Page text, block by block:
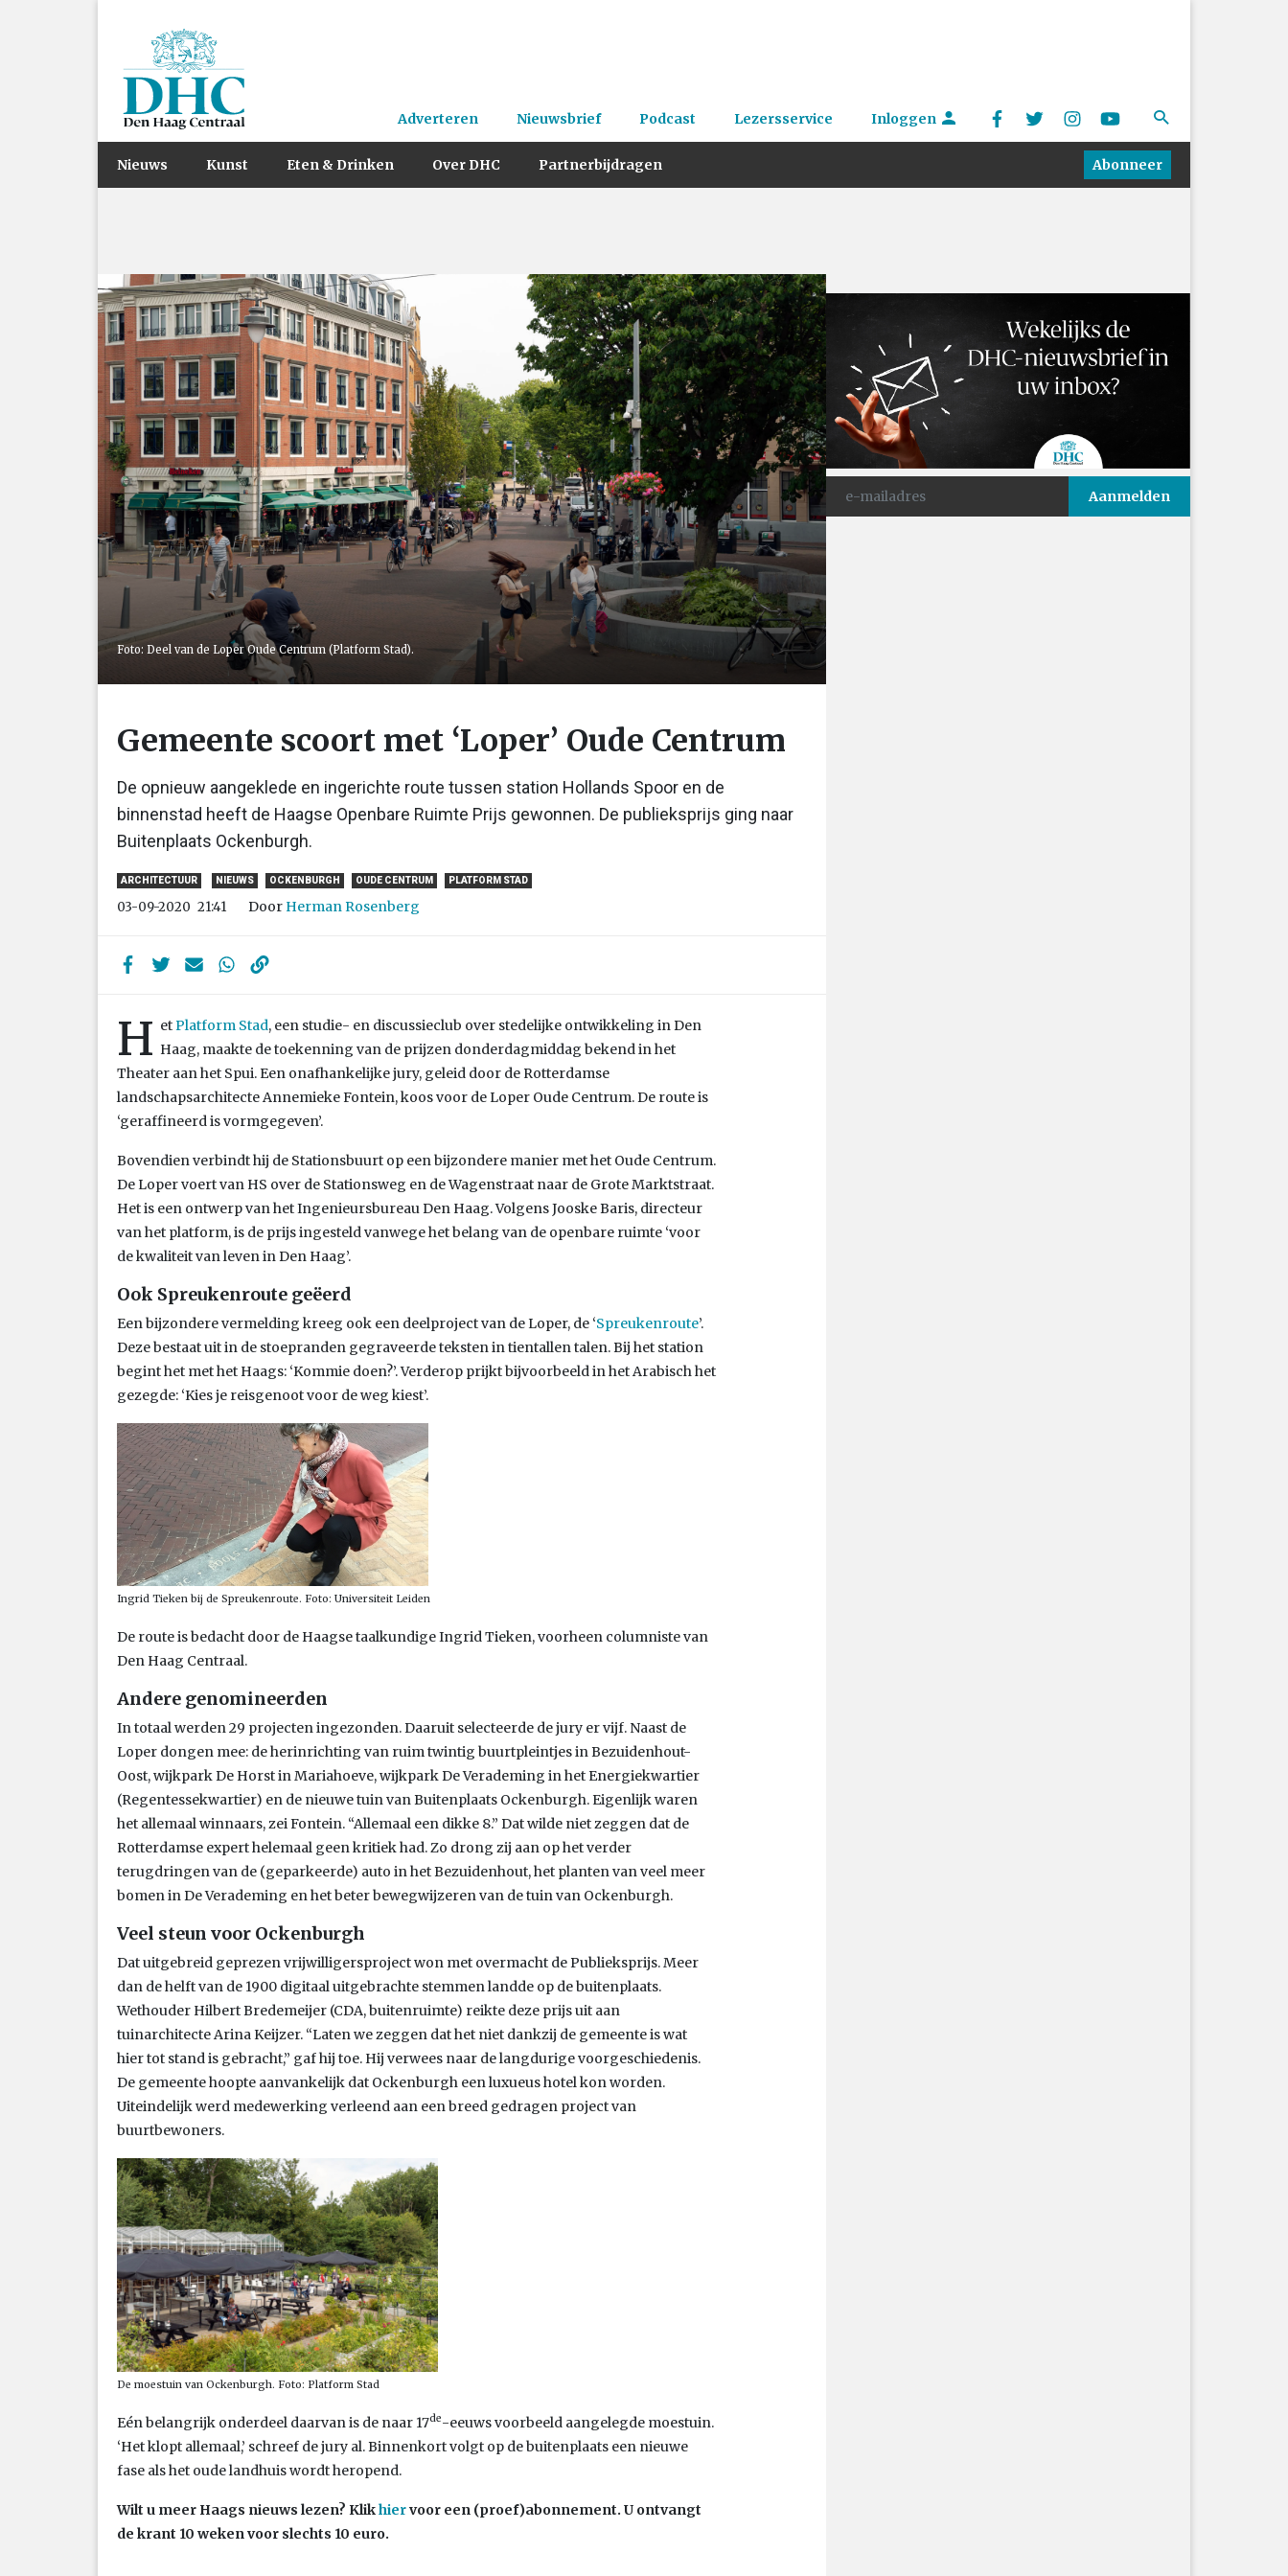
Adverteren Nieuwsbrief Podcast Lezersservice Inloggen
Nieuws Kunst Eten & Drinken Over DHC Partnerbijdragen Abonneer
Foto: Deel van de Loper Oude Centrum (Platform Stad).
Gemeente scoort met ‘Loper’ Oude Centrum
De opnieuw aangeklede en ingerichte route tussen station Hollands Spoor en de
binnenstad heeft de Haagse Openbare Ruimte Prijs gewonnen. De publieksprijs ging naar
Buitenplaats Ockenburgh.
ARCHITECTUUR NIEUWS OCKENBURGH OUDE CENTRUM PLATFORM STAD
03-09-2020 21:41 Door Herman Rosenberg
H et Platform Stad, een studie- en discussieclub over stedelijke ontwikkeling in Den
Haag, maakte de toekenning van de prijzen donderdagmiddag bekend in het
Theater aan het Spui. Een onafhankelijke jury, geleid door de Rotterdamse
landschapsarchitecte Annemieke Fontein, koos voor de Loper Oude Centrum. De route is
‘geraffineerd is vormgegeven’.
Bovendien verbindt hij de Stationsbuurt op een bijzondere manier met het Oude Centrum.
De Loper voert van HS over de Stationsweg en de Wagenstraat naar de Grote Marktstraat.
Het is een ontwerp van het Ingenieursbureau Den Haag. Volgens Jooske Baris, directeur
van het platform, is de prijs ingesteld vanwege het belang van de openbare ruimte ‘voor
de kwaliteit van leven in Den Haag’.
Ook Spreukenroute geëerd
Een bijzondere vermelding kreeg ook een deelproject van de Loper, de ‘Spreukenroute’.
Deze bestaat uit in de stoepranden gegraveerde teksten in tientallen talen. Bij het station
begint het met het Haags: ‘Kommie doen?’. Verderop prijkt bijvoorbeeld in het Arabisch het
gezegde: ‘Kies je reisgenoot voor de weg kiest’.
Ingrid Tieken bij de Spreukenroute. Foto: Universiteit Leiden
De route is bedacht door de Haagse taalkundige Ingrid Tieken, voorheen columniste van
Den Haag Centraal.
Andere genomineerden
In totaal werden 29 projecten ingezonden. Daaruit selecteerde de jury er vijf. Naast de
Loper dongen mee: de herinrichting van ruim twintig buurtpleintjes in Bezuidenhout-
Oost, wijkpark De Horst in Mariahoeve, wijkpark De Verademing in het Energiekwartier
(Regentessekwartier) en de nieuwe tuin van Buitenplaats Ockenburgh. Eigenlijk waren
het allemaal winnaars, zei Fontein. “Allemaal een dikke 8.” Dat wilde niet zeggen dat de
Rotterdamse expert helemaal geen kritiek had. Zo drong zij aan op het verder
terugdringen van de (geparkeerde) auto in het Bezuidenhout, het planten van veel meer
bomen in De Verademing en het beter bewegwijzeren van de tuin van Ockenburgh.
Veel steun voor Ockenburgh
Dat uitgebreid geprezen vrijwilligersproject won met overmacht de Publieksprijs. Meer
dan de helft van de 1900 digitaal uitgebrachte stemmen landde op de buitenplaats.
Wethouder Hilbert Bredemeijer (CDA, buitenruimte) reikte deze prijs uit aan
tuinarchitecte Arina Keijzer. “Laten we zeggen dat het niet dankzij de gemeente is wat
hier tot stand is gebracht,” gaf hij toe. Hij verwees naar de langdurige voorgeschiedenis.
De gemeente hoopte aanvankelijk dat Ockenburgh een luxueus hotel kon worden.
Uiteindelijk werd medewerking verleend aan een breed gedragen project van
buurtbewoners.
De moestuin van Ockenburgh. Foto: Platform Stad
Eén belangrijk onderdeel daarvan is de naar 17de-eeuws voorbeeld aangelegde moestuin.
‘Het klopt allemaal,’ schreef de jury al. Binnenkort volgt op de buitenplaats een nieuwe
fase als het oude landhuis wordt heropend.
Wilt u meer Haags nieuws lezen? Klikhiervoor een (proef)abonnement. U ontvangt
de krant 10 weken voor slechts 10 euro.